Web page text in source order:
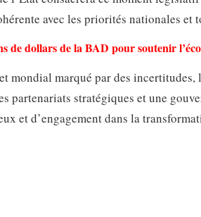
avec les priorités nationales et
de dollars de la BAD pour soutenir
mondial marqué par des
partenariats stratégiques et une
et d’engagement dans la